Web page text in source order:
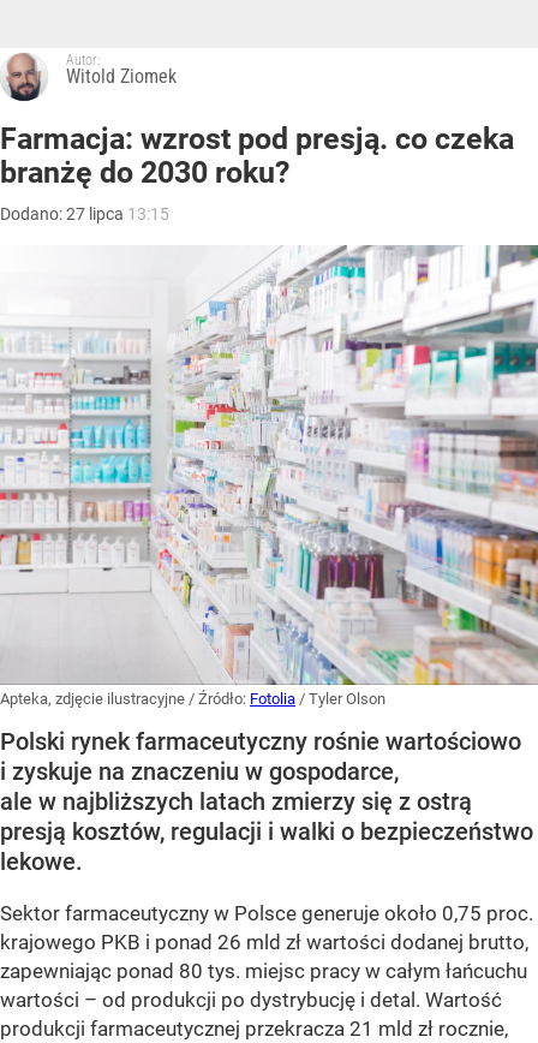
Autor:
Witold Ziomek
Farmacja: wzrost pod presją. co czeka
branżę do 2030 roku?
Dodano:27 lipca 13:15
Apteka, zdjęcie ilustracyjne / Źródło: Fotolia / Tyler Olson
Polski rynek farmaceutyczny rośnie wartościowo
i zyskuje na znaczeniu w gospodarce,
ale w najbliższych latach zmierzy się z ostrą
presją kosztów, regulacji i walki o bezpieczeństwo
lekowe.
Sektor farmaceutyczny w Polsce generuje około 0,75 proc.
krajowego PKB i ponad 26 mld zł wartości dodanej brutto,
zapewniając ponad 80 tys. miejsc pracy w całym łańcuchu
wartości – od produkcji po dystrybucję i detal. Wartość
produkcji farmaceutycznej przekracza 21 mld zł rocznie,